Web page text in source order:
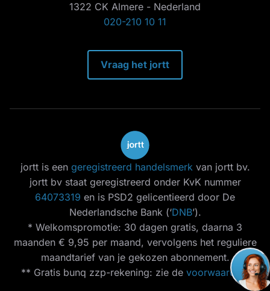
1322 CK Almere - Nederland
020-210 10 11
Vraag het jortt
jortt is een geregistreerd handelsmerkvan jortt bv.
jortt bv staat geregistreerd onder KvK nummer
64073319 en is PSD2 gelicentieerd door De
Nederlandsche Bank (‘DNB’).
* Welkomspromotie: 30 dagen gratis, daarna 3
maanden € 9,95 per maand, vervolgens het reguliere
maandtarief van je gekozen abonnement.
** Gratis bunq zzp-rekening: zie de voorwaarden.